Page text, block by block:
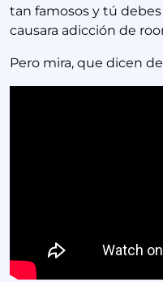
tan famosos y tú
causara adicción de
Pero mira, que dicen